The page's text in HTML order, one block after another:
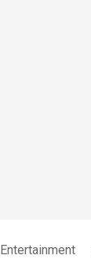
Entertainment